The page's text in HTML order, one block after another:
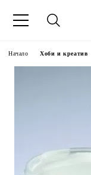
Начало Хоби и креатив